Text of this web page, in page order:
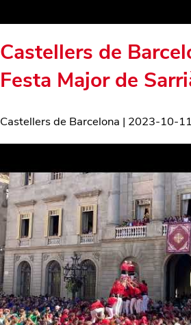
Castellers de
Festa Major de
Castellers de Barcelona | 2023-10-